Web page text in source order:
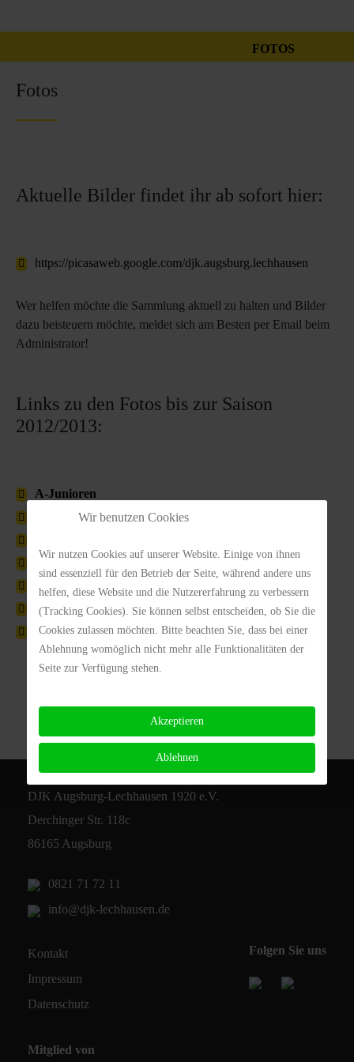
FOTOS
Fotos
Aktuelle Bilder findet ihr ab sofort hier:
https://picasaweb.google.com/djk.augsburg.lechhausen
Wer helfen möchte die Sammlung aktuell zu halten und Bilder
dazu beisteuern möchte, meldet sich am Besten per Email beim
Administrator!
Links zu den Fotos bis zur Saison
2012/2013:
A-Junioren
B-Junioren
D-Junioren
E-Junioren
F-Junioren
G-Junioren
DJK Augsburg-Lechhausen 1920 e.V.
Derchinger Str. 118c
86165 Augsburg
0821 71 72 11
info@djk-lechhausen.de
Kontakt
Impressum
Datenschutz
Folgen Sie uns
Mitglied von
Wir benutzen Cookies
Wir nutzen Cookies auf unserer Website. Einige von ihnen
sind essenziell für den Betrieb der Seite, während andere uns
helfen, diese Website und die Nutzererfahrung zu verbessern
(Tracking Cookies). Sie können selbst entscheiden, ob Sie die
Cookies zulassen möchten. Bitte beachten Sie, dass bei einer
Ablehnung womöglich nicht mehr alle Funktionalitäten der
Seite zur Verfügung stehen.
Akzeptieren
Ablehnen